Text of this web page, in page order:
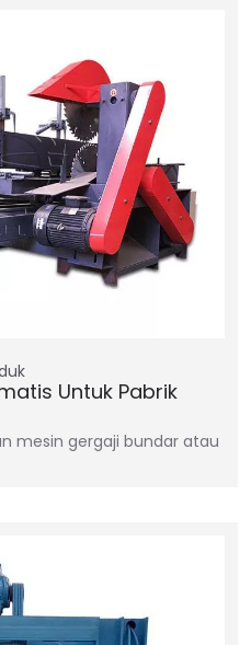
Untuk Pabrik
mesin gergaji bundar atau